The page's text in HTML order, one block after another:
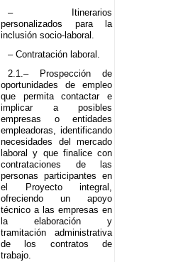
– Itinerarios
personalizados para la
inclusión socio-laboral.
– Contratación laboral.
2.1.– Prospección de
oportunidades de empleo
que permita contactar e
implicar a posibles
empresas o entidades
empleadoras, identificando
necesidades del mercado
laboral y que finalice con
contrataciones de las
personas participantes en
el Proyecto integral,
ofreciendo un apoyo
técnico a las empresas en
la elaboración y
tramitación administrativa
de los contratos de
trabajo.